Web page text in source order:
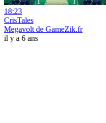
18:23
CrisTales
Megavolt de GameZik.fr
il y a 6 ans